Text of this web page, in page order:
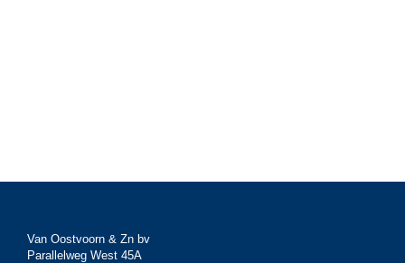
Van Oostvoorn & Zn bv
Parallelweg West 45A